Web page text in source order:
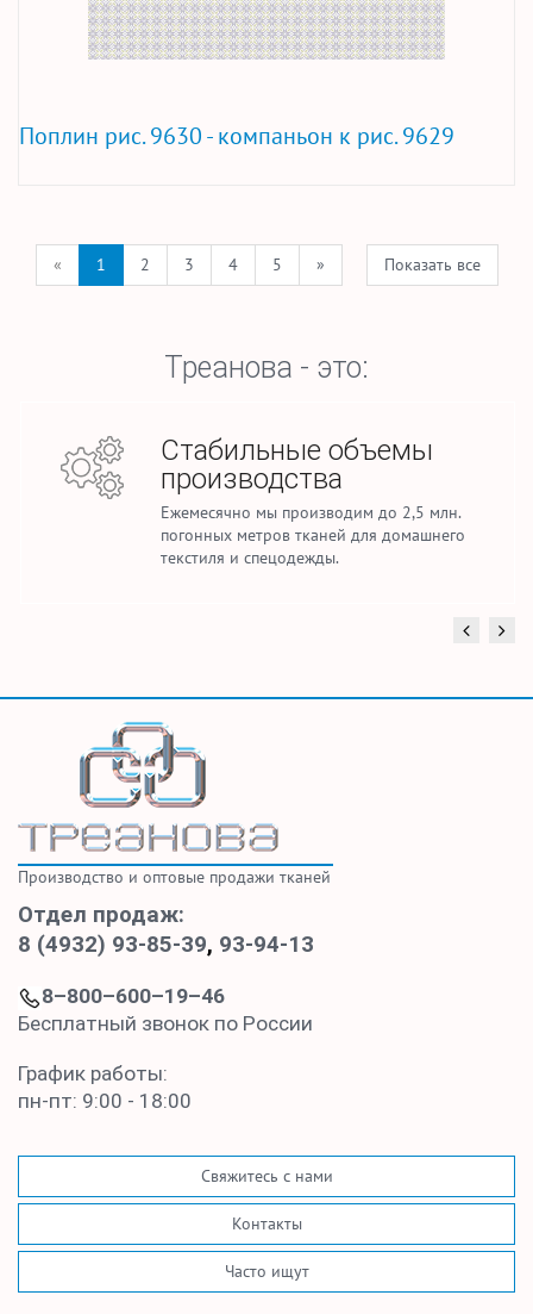
Поплин рис. 9630 - компаньон к рис. 9629
« 1 2 3 4 5 » Показать все
Треанова - это:
Стабильные объемы
производства
Ежемесячно мы производим до 2,5 млн.
погонных метров тканей для домашнего
текстиля и спецодежды.
Производство и оптовые продажи тканей
Отдел продаж:
8 (4932) 93-85-39, 93-94-13
8–800–600–19–46
Бесплатный звонок по России
График работы:
пн-пт: 9:00 - 18:00
Свяжитесь с нами
Контакты
Часто ищут